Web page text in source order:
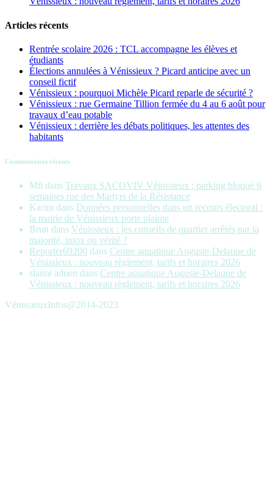
Articles récents
Rentrée scolaire 2026 : TCL accompagne les élèves et
étudiants
Élections annulées à Vénissieux ? Picard anticipe avec un
conseil fictif
Vénissieux : pourquoi Michèle Picard reparle de sécurité ?
Vénissieux : rue Germaine Tillion fermée du 4 au 6 août pour
travaux d’eau potable
Vénissieux : derrière les débats politiques, les attentes des
habitants
Commentaires récents
Mil dans Travaux SACOVIV Vénissieux : parking bloqué 6
semaines rue des Martyrs de la Résistance
Karim dans Données personnelles dans un recours électoral :
la mairie de Vénissieux porte plainte
Brun dans Vénissieux : les conseils de quartier arrêtés par la
majorité, intox ou vérité ?
Reporter69200 dans Centre aquatique Auguste-Delaune de
Vénissieux : nouveau règlement, tarifs et horaires 2026
slaimi adnen dans Centre aquatique Auguste-Delaune de
Vénissieux : nouveau règlement, tarifs et horaires 2026
VénissieuxInfos@2014-2023